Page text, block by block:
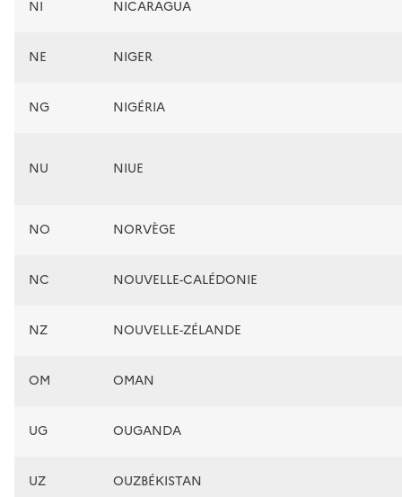
NI NICARAGUA
NE NIGER
NG NIGÉRIA
NU NIUE
NO NORVÈGE
NC NOUVELLE-CALÉDONIE
NZ NOUVELLE-ZÉLANDE
OM OMAN
UG OUGANDA
UZ OUZBÉKISTAN